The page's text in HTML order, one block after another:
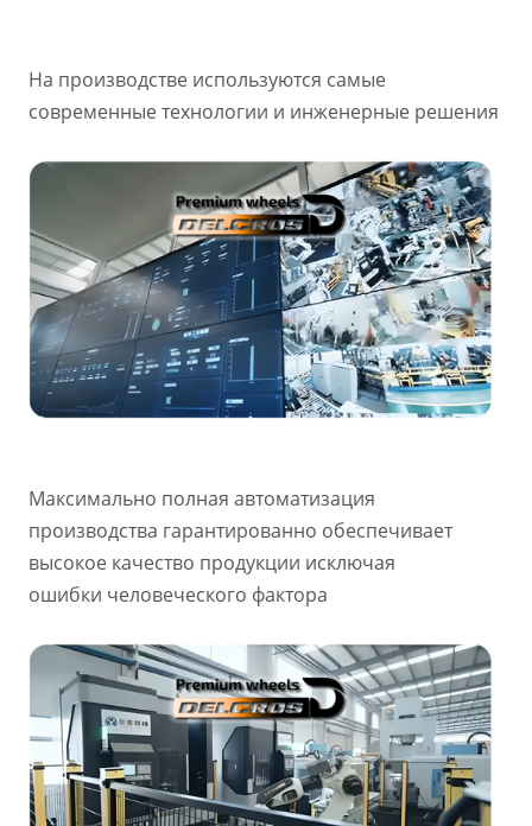
На производстве используются самые
современные технологии и инженерные решения
Максимально полная автоматизация
производства гарантированно обеспечивает
высокое качество продукции исключая
ошибки человеческого фактора